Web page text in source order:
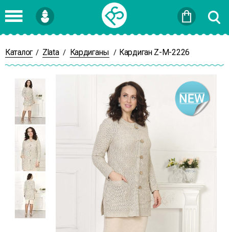
Войти
Каталог / Zlata / Кардиганы / Кардиган Z-М-2226